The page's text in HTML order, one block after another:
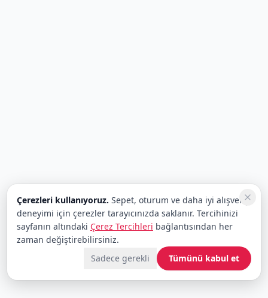
Çerezleri kullanıyoruz. Sepet, oturum ve daha iyi alışveriş
deneyimi için çerezler tarayıcınızda saklanır. Tercihinizi
sayfanın altındaki Çerez Tercihleri bağlantısından her
zaman değiştirebilirsiniz.
Sadece gerekli
Tümünü kabul et